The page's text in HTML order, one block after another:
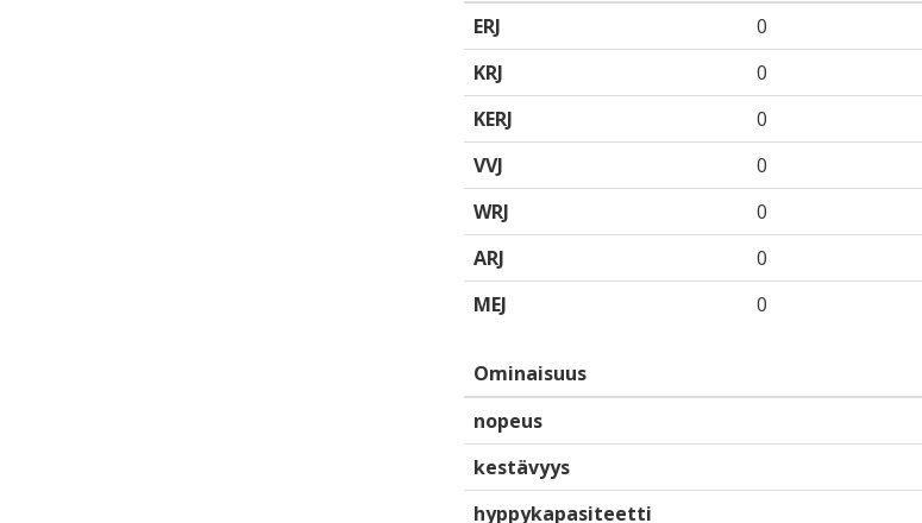
ERJ
0
KRJ
0
KERJ
0
VVJ
0
WRJ
0
ARJ
0
MEJ
0
Ominaisuus
nopeus
kestävyys
hyppykapasiteetti